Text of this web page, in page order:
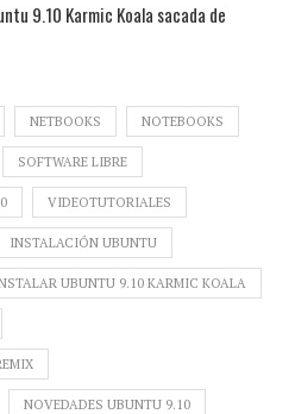
9.10 Karmic Koala sacada de
NETBOOKS NOTEBOOKS
SOFTWARE LIBRE
VIDEOTUTORIALES
INSTALACIÓN UBUNTU
UBUNTU 9.10 KARMIC KOALA
NOVEDADES UBUNTU 9.10